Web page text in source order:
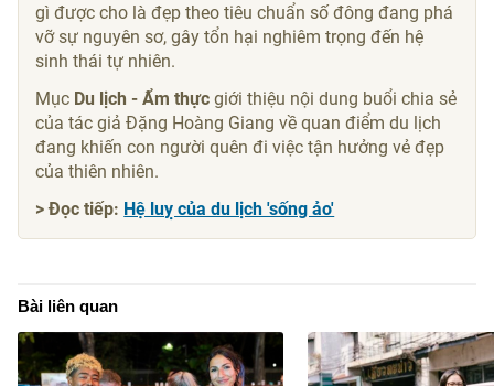
gì được cho là đẹp theo tiêu chuẩn số đông đang phá
vỡ sự nguyên sơ, gây tổn hại nghiêm trọng đến hệ
sinh thái tự nhiên.
Mục Du lịch - Ẩm thựcgiới thiệu nội dung buổi chia sẻ
của tác giả Đặng Hoàng Giang về quan điểm du lịch
đang khiến con người quên đi việc tận hưởng vẻ đẹp
của thiên nhiên.
> Đọc tiếp: Hệ luỵ của du lịch 'sống ảo'
Bài liên quan